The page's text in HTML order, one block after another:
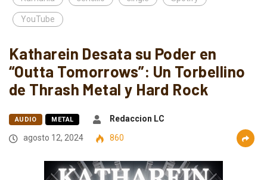
YouTube
Katharein Desata su Poder en
“Outta Tomorrows”: Un Torbellino
de Thrash Metal y Hard Rock
AUDIO METAL
Redaccion LC
agosto 12, 2024
860